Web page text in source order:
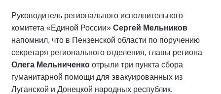
Руководитель регионального исполнительного
комитета «Единой России» Сергей Мельников
напомнил, что в Пензенской области по поручению
секретаря регионального отделения, главы региона
Олега Мельниченко отрыли три пункта сбора
гуманитарной помощи для эвакуированных из
Луганской и Донецкой народных республик.